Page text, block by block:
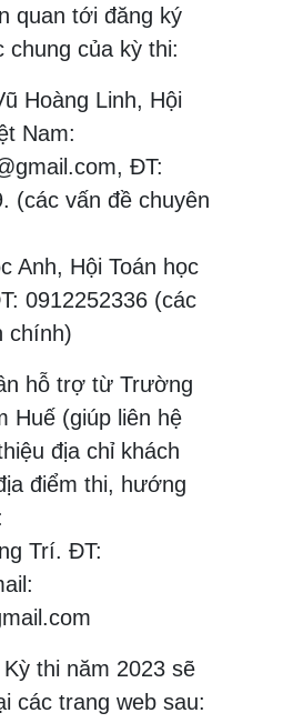
quan tới đăng ký
của kỳ thi:
Hoàng Linh, Hội
Nam:
ĐT:
(các vấn đề chuyên
Anh, Hội Toán học
0912252336 (các
chính)
hỗ trợ từ Trường
Huế (giúp liên hệ
địa chỉ khách
điểm thi, hướng
Trí. ĐT:
thi năm 2023 sẽ
các trang web sau: